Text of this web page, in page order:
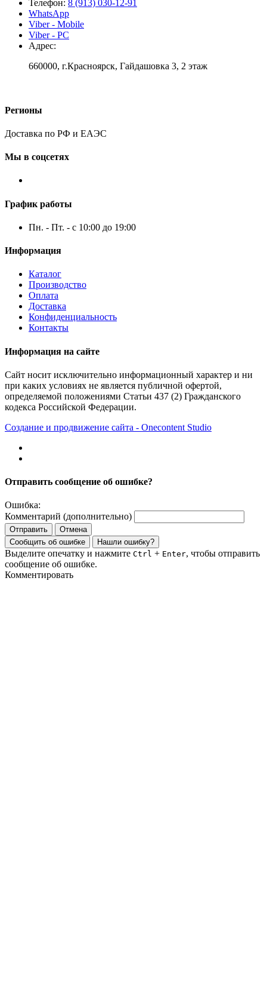
Телефон: 8 (913) 030-12-91
WhatsApp
Viber - Mobile
Viber - PC
Адрес:
660000, г.Красноярск, Гайдашовка 3, 2 этаж
Регионы
Доставка по РФ и ЕАЭС
Мы в соцсетях
График работы
Пн. - Пт. - с 10:00 до 19:00
Информация
Каталог
Производство
Оплата
Доставка
Конфиденциальность
Контакты
Информация на сайте
Сайт носит исключительно информационный характер и ни
при каких условиях не является публичной офертой,
определяемой положениями Статьи 437 (2) Гражданского
кодекса Российской Федерации.
Создание и продвижение сайта - Onecontent Studio
Отправить сообщение об ошибке?
Ошибка:
Комментарий (дополнительно)
Отправить
Отмена
Сообщить об ошибке
Нашли ошибку?
Выделите опечатку и нажмите Ctrl + Enter, чтобы отправить
сообщение об ошибке.
Комментировать